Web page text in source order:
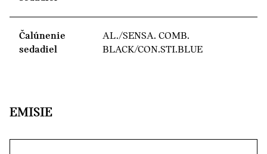
Čalúnenie
sedadiel
AL./SENSA. COMB.
BLACK/CON.STI.BLUE
EMISIE